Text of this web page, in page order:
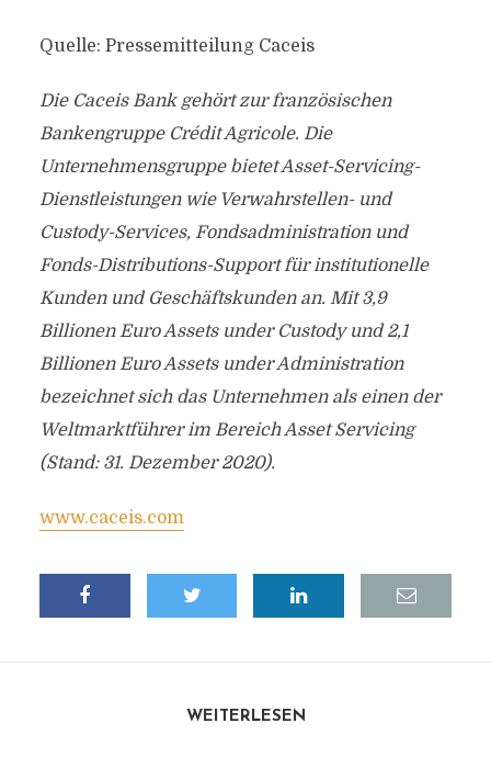
Quelle: Pressemitteilung Caceis
Die Caceis Bank gehört zur französischen
Bankengruppe Crédit Agricole. Die
Unternehmensgruppe bietet Asset-Servicing-
Dienstleistungen wie Verwahrstellen- und
Custody-Services, Fondsadministration und
Fonds-Distributions-Support für institutionelle
Kunden und Geschäftskunden an. Mit 3,9
Billionen Euro Assets under Custody und 2,1
Billionen Euro Assets under Administration
bezeichnet sich das Unternehmen als einen der
Weltmarktführer im Bereich Asset Servicing
(Stand: 31. Dezember 2020).
www.caceis.com
WEITERLESEN